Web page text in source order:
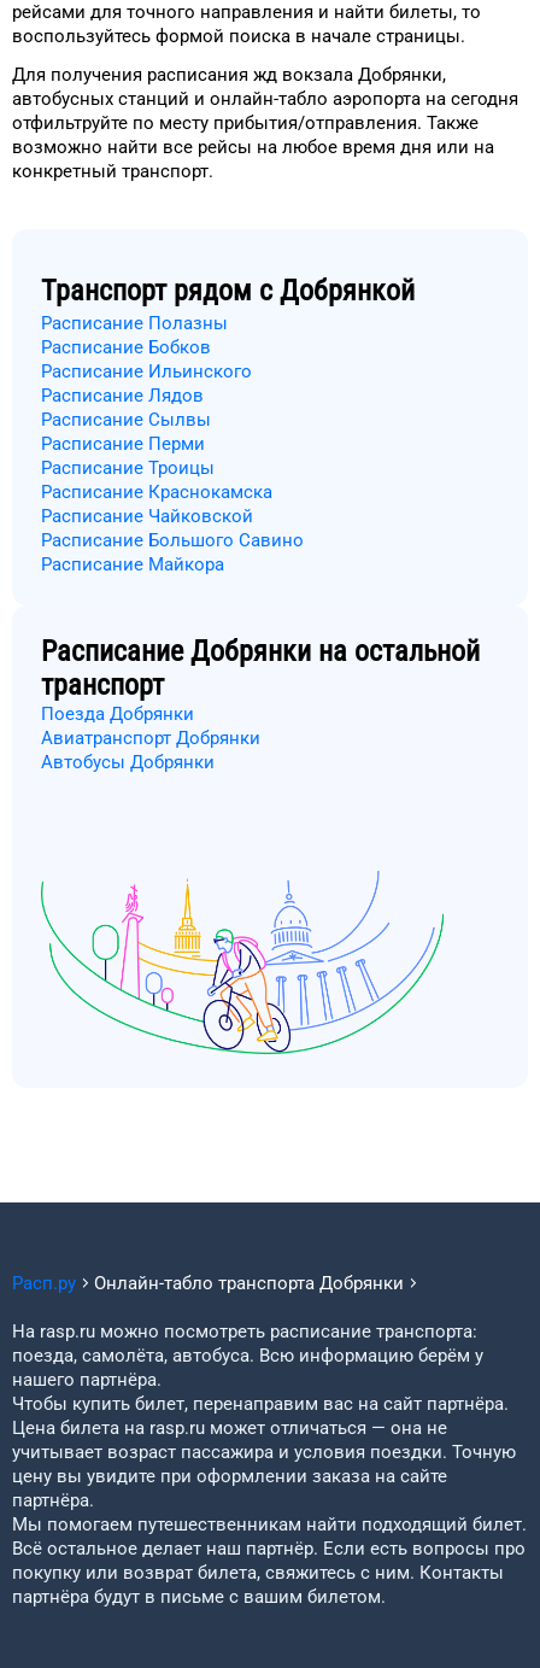
рейсами для точного направления и найти билеты, то
воспользуйтесь формой поиска в начале страницы.
Для получения расписания жд вокзала Добрянки,
автобусных станций и онлайн-табло аэропорта на сегодня
отфильтруйте по месту прибытия/отправления. Также
возможно найти все рейсы на любое время дня или на
конкретный транспорт.
Транспорт рядом с Добрянкой
Расписание Полазны
Расписание Бобков
Расписание Ильинского
Расписание Лядов
Расписание Сылвы
Расписание Перми
Расписание Троицы
Расписание Краснокамска
Расписание Чайковской
Расписание Большого Савино
Расписание Майкора
РасписаниеДобрянки на остальной
транспорт
Поезда Добрянки
Авиатранспорт Добрянки
Автобусы Добрянки
Расп.ру Онлайн-табло транспорта Добрянки
На rasp.ru можно посмотреть расписание транспорта:
поезда, самолёта, автобуса. Всю информацию берём у
нашего партнёра.
Чтобы купить билет, перенаправим вас на сайт партнёра.
Цена билета на rasp.ru может отличаться — она не
учитывает возраст пассажира и условия поездки. Точную
цену вы увидите при оформлении заказа на сайте
партнёра.
Мы помогаем путешественникам найти подходящий билет.
Всё остальное делает наш партнёр. Если есть вопросы про
покупку или возврат билета, свяжитесь с ним. Контакты
партнёра будут в письме с вашим билетом.